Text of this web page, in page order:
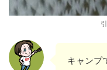
キャンプ